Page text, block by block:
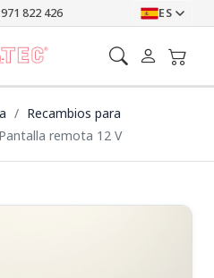
822 426 ES
Recambios para
Pantalla remota 12 V